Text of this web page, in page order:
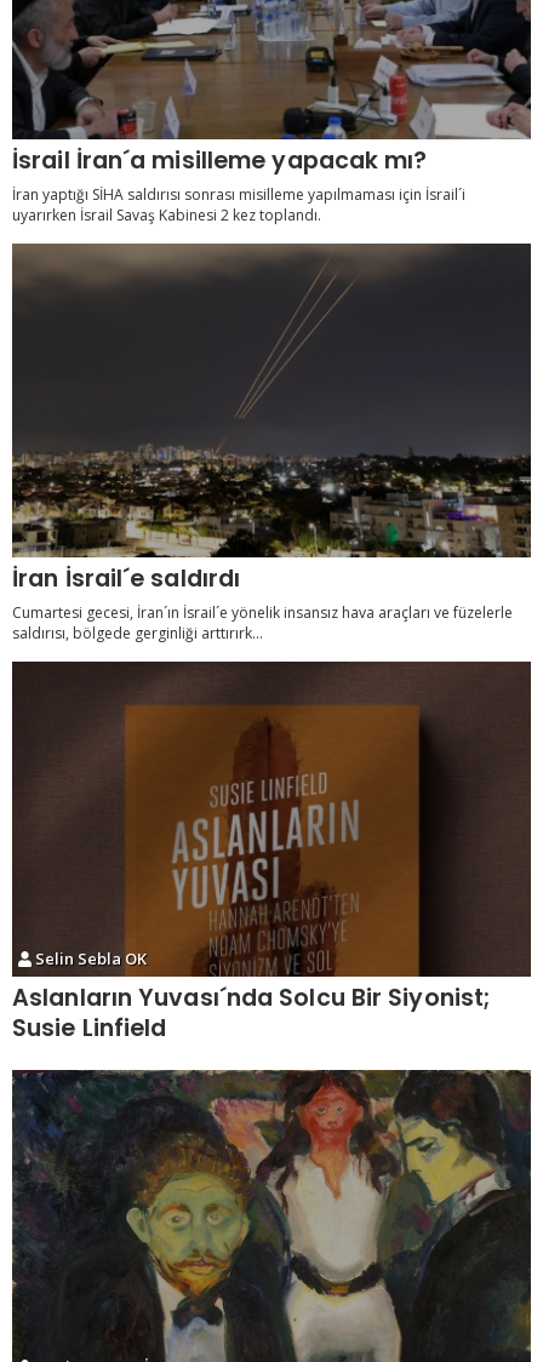
İsrail İran´a misilleme yapacak mı?
İran yaptığı SİHA saldırısı sonrası misilleme yapılmaması için İsrail´i
uyarırken İsrail Savaş Kabinesi 2 kez toplandı.
İran İsrail´e saldırdı
Cumartesi gecesi, İran´ın İsrail´e yönelik insansız hava araçları ve füzelerle
saldırısı, bölgede gerginliği arttırırk...
Selin Sebla OK
Aslanların Yuvası´nda Solcu Bir Siyonist;
Susie Linfield